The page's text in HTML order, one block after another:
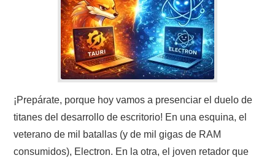
¡Prepárate, porque hoy vamos a presenciar el duelo de
titanes del desarrollo de escritorio! En una esquina, el
veterano de mil batallas (y de mil gigas de RAM
consumidos), Electron. En la otra, el joven retador que